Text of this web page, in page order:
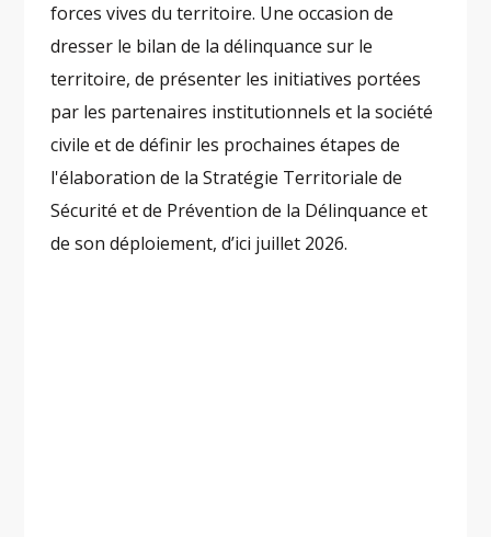
forces vives du territoire. Une occasion de
dresser le bilan de la délinquance sur le
territoire, de présenter les initiatives portées
par les partenaires institutionnels et la société
civile et de définir les prochaines étapes de
l'élaboration de la Stratégie Territoriale de
Sécurité et de Prévention de la Délinquance et
de son déploiement, d’ici juillet 2026.